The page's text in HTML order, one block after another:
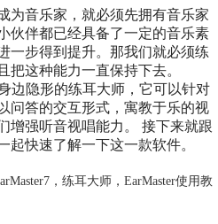
为音乐家，就必须先拥有音乐家
伙伴都已经具备了一定的音乐素
一步得到提升。那我们就必须练
把这种能力一直保持下去。
边隐形的练耳大师 ，它可以针对
问答的交互形式，寓教于乐的视
增强听音视唱能力。 接下来就跟
起快速了解一下这一款软件。
， 练耳大师， EarMaster使用教